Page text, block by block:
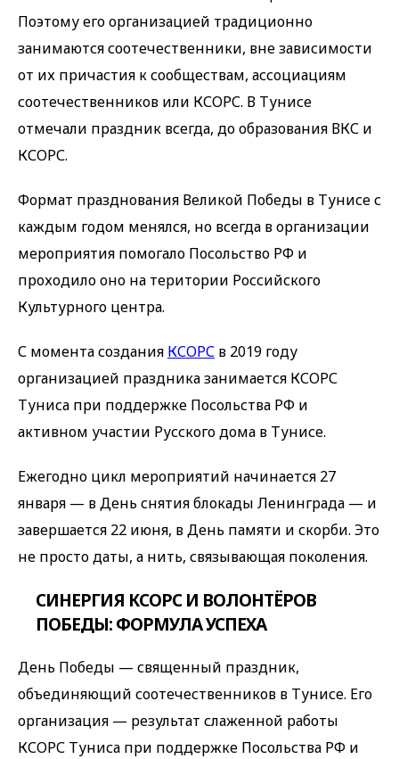
Поэтому его организацией традиционно
занимаются соотечественники, вне зависимости
от их причастия к сообществам, ассоциациям
соотечественников или КСОРС. В Тунисе
отмечали праздник всегда, до образования ВКС и
КСОРС.
Формат празднования Великой Победы в Тунисе с
каждым годом менялся, но всегда в организации
мероприятия помогало Посольство РФ и
проходило оно на територии Российского
Культурного центра.
С момента создания КСОРС в 2019 году
организацией праздника занимается КСОРС
Туниса при поддержке Посольства РФ и
активном участии Русского дома в Тунисе.
Ежегодно цикл мероприятий начинается 27
января — в День снятия блокады Ленинграда — и
завершается 22 июня, в День памяти и скорби. Это
не просто даты, а нить, связывающая поколения.
СИНЕРГИЯ КСОРС И ВОЛОНТЁРОВ
ПОБЕДЫ: ФОРМУЛА УСПЕХА
День Победы — священный праздник,
объединяющий соотечественников в Тунисе. Его
организация — результат слаженной работы
КСОРС Туниса при поддержке Посольства РФ и